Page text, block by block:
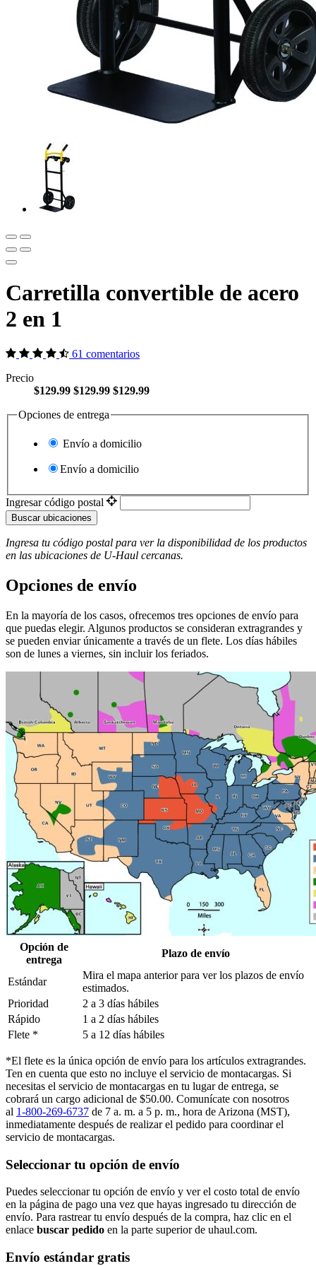
Carretilla convertible de acero
2 en 1
61 comentarios
Precio
$129.99 $129.99 $129.99
Opciones de entrega
Envío a domicilio
Envío a domicilio
Ingresar código postal
Buscar ubicaciones
Ingresa tu código postal para ver la disponibilidad de los productos
en las ubicaciones de U-Haul ​​​​​​​ cercanas.
Opciones de envío
En la mayoría de los casos, ofrecemos tres opciones de envío para
que puedas elegir. Algunos productos se consideran extragrandes y
se pueden enviar únicamente a través de un flete. Los días hábiles
son de lunes a viernes, sin incluir los feriados.
Opción de
entrega
Plazo de envío
Estándar
Mira el mapa anterior para ver los plazos de envío
estimados.
Prioridad
2 a 3 días hábiles
Rápido
1 a 2 días hábiles
Flete *
5 a 12 días hábiles
*El flete es la única opción de envío para los artículos extragrandes.
Ten en cuenta que esto no incluye el servicio de montacargas. Si
necesitas el servicio de montacargas en tu lugar de entrega, se
cobrará un cargo adicional de $50.00. Comunícate con nosotros
al 1-800-269-6737 de 7 a. m. a 5 p. m., hora de Arizona (MST),
inmediatamente después de realizar el pedido para coordinar el
servicio de montacargas.
Seleccionar tu opción de envío
Puedes seleccionar tu opción de envío y ver el costo total de envío
en la página de pago una vez que hayas ingresado tu dirección de
envío. Para rastrear tu envío después de la compra, haz clic en el
enlace buscar pedido​​​​​​​ en la parte superior de uhaul.com.
Envío estándar gratis